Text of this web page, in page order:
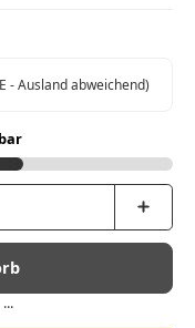
- Ausland abweichend)